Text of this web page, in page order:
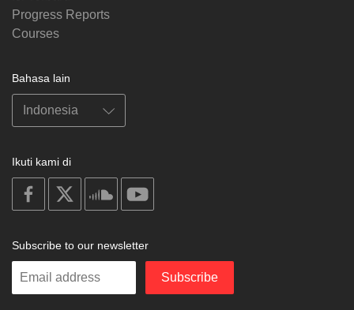
Progress Reports
Courses
Bahasa lain
Ikuti kami di
on
facebook
soundcloud
Subscribe to our newsletter
Enter
Subscribe